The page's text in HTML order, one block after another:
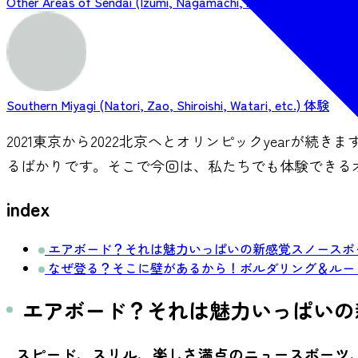
Southern Miyagi (Natori, Zao, Shiroishi, Watari, etc.)体験
2021東京から2022北京へとオリンピックyearが続き
るばかりです。そこで今回は、私たちでも体験でき
index
エアボード？それは魅力いっぱいの新感覚スノース
なぜ登る？そこに壁があるから！ボルダリング＆ル
エアボード？それは魅力いっぱい
スピード、スリル、楽しさ満点のニュースポー